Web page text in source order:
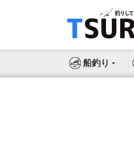
ス
船釣り